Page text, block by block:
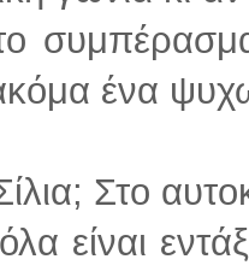
ένα
Στο
είναι